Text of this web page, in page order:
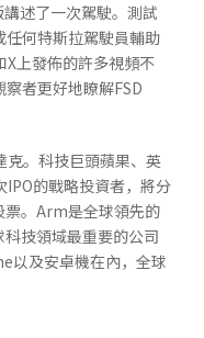
述了一次駕駛。測試
何特斯拉駕駛員輔助
上發佈的許多視頻不
者更好地瞭解FSD
。科技巨頭蘋果、英
的戰略投資者，將分
。Arm是全球領先的
技領域最重要的公司
以及安卓機在內，全球